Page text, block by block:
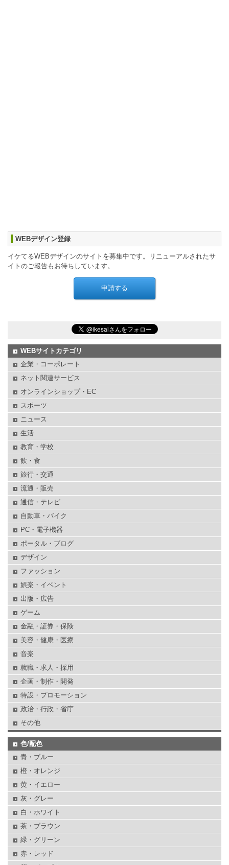
WEBデザイン登録
イケてるWEBデザインのサイトを募集中です。リニューアルされたサ
イトのご報告もお待ちしています。
WEBサイトカテゴリ
企業・コーポレート
ネット関連サービス
オンラインショップ・EC
スポーツ
ニュース
生活
教育・学校
飲・食
旅行・交通
流通・販売
通信・テレビ
自動車・バイク
PC・電子機器
ポータル・ブログ
デザイン
ファッション
娯楽・イベント
出版・広告
ゲーム
金融・証券・保険
美容・健康・医療
音楽
就職・求人・採用
企画・制作・開発
特設・プロモーション
政治・行政・省庁
その他
色/配色
青・ブルー
橙・オレンジ
黄・イエロー
灰・グレー
白・ホワイト
茶・ブラウン
緑・グリーン
赤・レッド